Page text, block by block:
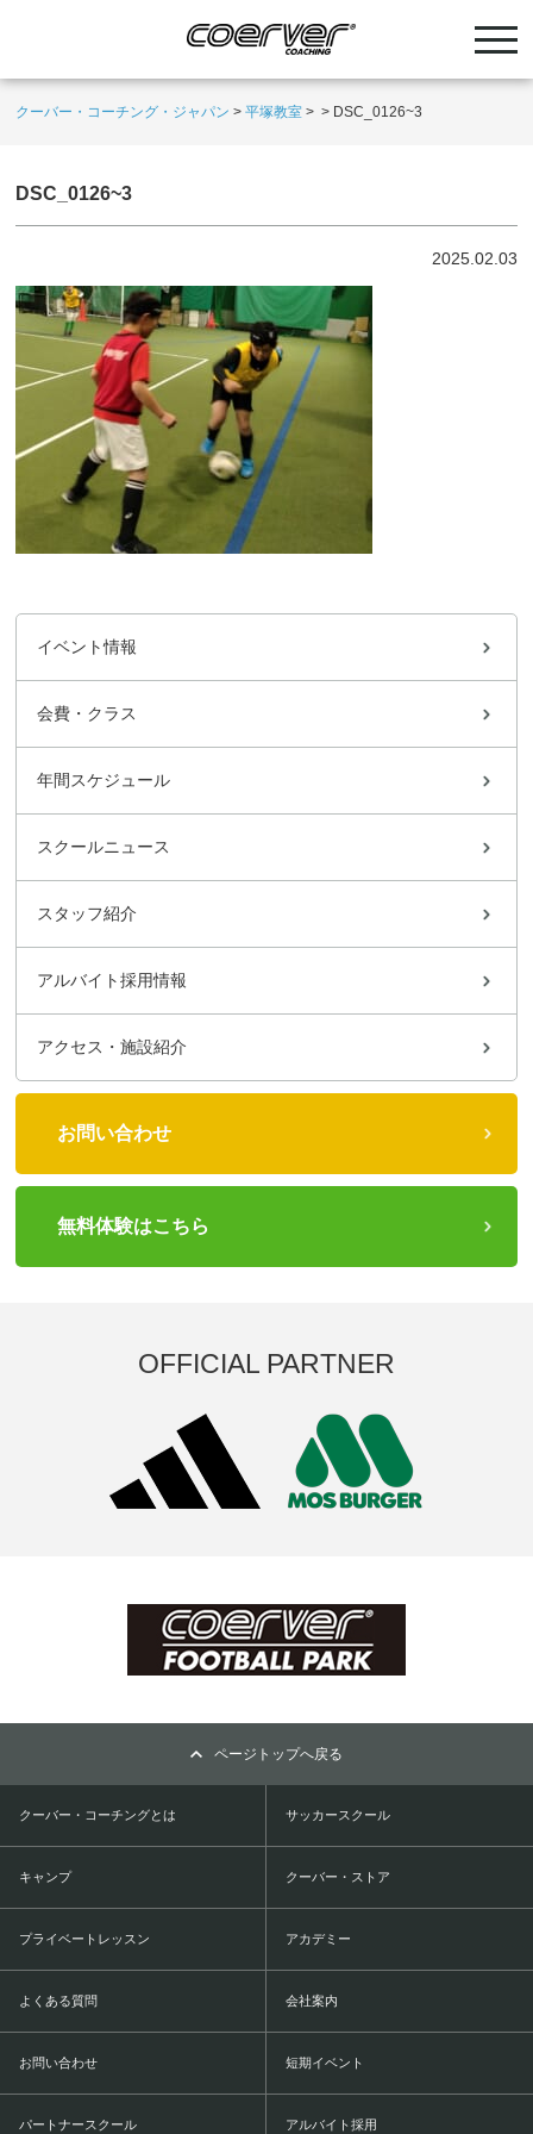
クーバー・コーチング・ジャパン >平塚教室 > > DSC_0126~3
DSC_0126~3
2025.02.03
イベント情報
会費・クラス
年間スケジュール
スクールニュース
スタッフ紹介
アルバイト採用情報
アクセス・施設紹介
お問い合わせ
無料体験はこちら
OFFICIAL PARTNER
ページトップへ戻る
クーバー・コーチングとは サッカースクール
キャンプ クーバー・ストア
プライベートレッスン アカデミー
よくある質問 会社案内
お問い合わせ 短期イベント
パートナースクール アルバイト採用